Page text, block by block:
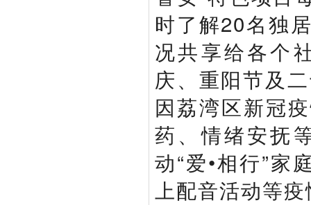
时了解20名独
况共享给各个
庆、重阳节及
因荔湾区新冠
药、情绪安抚
动“爱•相行”家
上配音活动等